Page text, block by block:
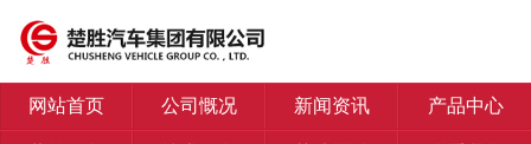
网站首页 公司慨况 新闻资讯
产品中心